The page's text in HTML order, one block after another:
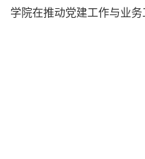
学院在推动党建工作与业